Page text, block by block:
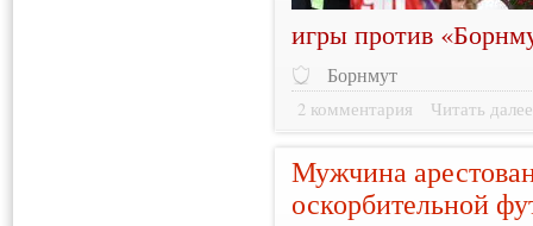
игры против
Борнмут
2 комментария Читать далее
Мужчина
оскорбительной